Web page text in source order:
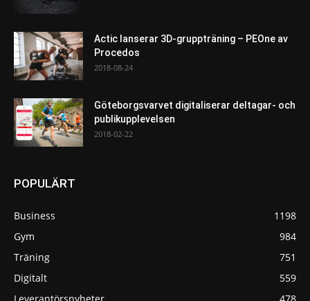
Actic lanserar 3D-gruppträning – PEOne av
Procedos
2018-08-24
Göteborgsvarvet digitaliserar deltagar- och
publikupplevelsen
2018-02-22
POPULÄRT
Business
1198
Gym
984
Träning
751
Digitalt
559